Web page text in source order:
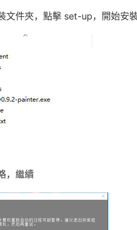
文件夾，點擊 set-up，開始安
，繼續